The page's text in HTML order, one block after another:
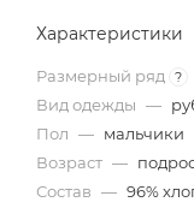
Характеристики
Размерный ряд ?
Вид одежды —
Пол — мальчики
Возраст —
Состав — 96%